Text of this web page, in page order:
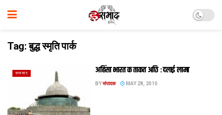
Tag:बुद्ध स्मृति पार्क
समाचार अहिंसा भारत क ताकत अछि : दलाई लामा
BYसंपादक MAY 28, 2010